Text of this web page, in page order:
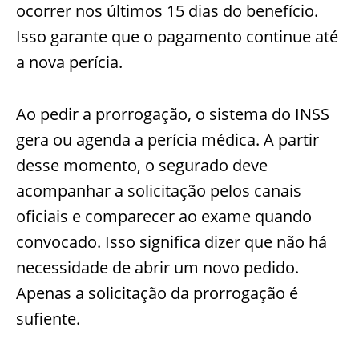
ocorrer nos últimos 15 dias do benefício.
Isso garante que o pagamento continue até
a nova perícia.
Ao pedir a prorrogação, o sistema do INSS
gera ou agenda a perícia médica. A partir
desse momento, o segurado deve
acompanhar a solicitação pelos canais
oficiais e comparecer ao exame quando
convocado. Isso significa dizer que não há
necessidade de abrir um novo pedido.
Apenas a solicitação da prorrogação é
sufiente.